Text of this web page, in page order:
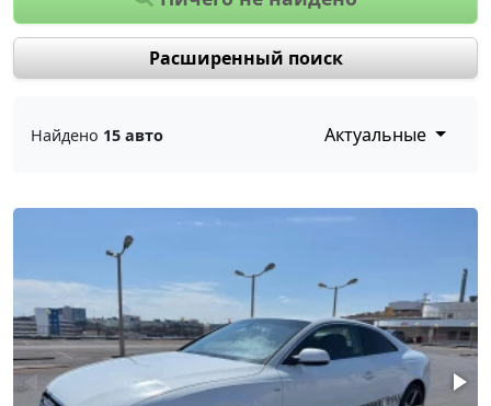
Расширенный поиск
Найдено 15 авто Актуальные